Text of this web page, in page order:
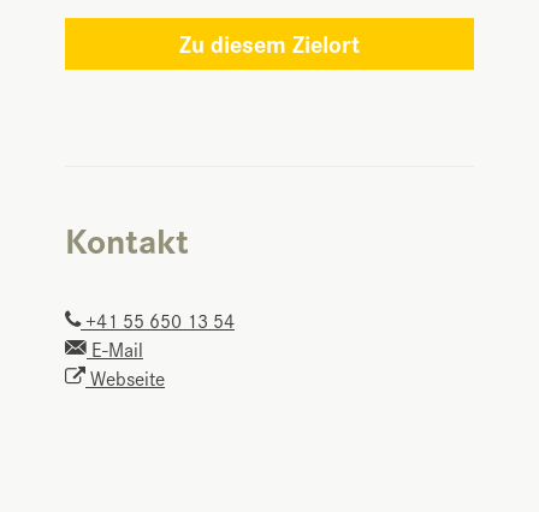
Zu diesem Zielort
Kontakt
+41 55 650 13 54
E-Mail
Webseite